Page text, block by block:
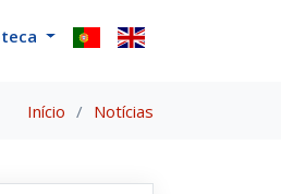
Início Notícias